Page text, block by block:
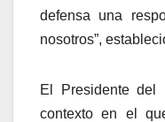
defensa una
nosotros”,
El Presidente del
contexto en el